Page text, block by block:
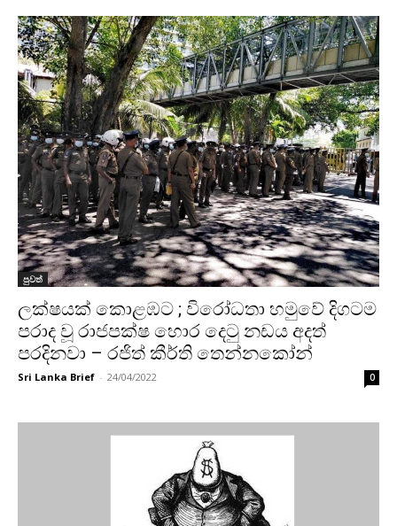
පුවත්
ලක්ෂයක් කොළඹට ; විරෝධතා හමුවේ දිගටම
පරාද වූ රාජපක්ෂ හොර දෙටු නඩය අදත්
පරදිනවා – රජිත් කීර්ති තෙන්නකෝන්
Sri Lanka Brief - 24/04/2022 0